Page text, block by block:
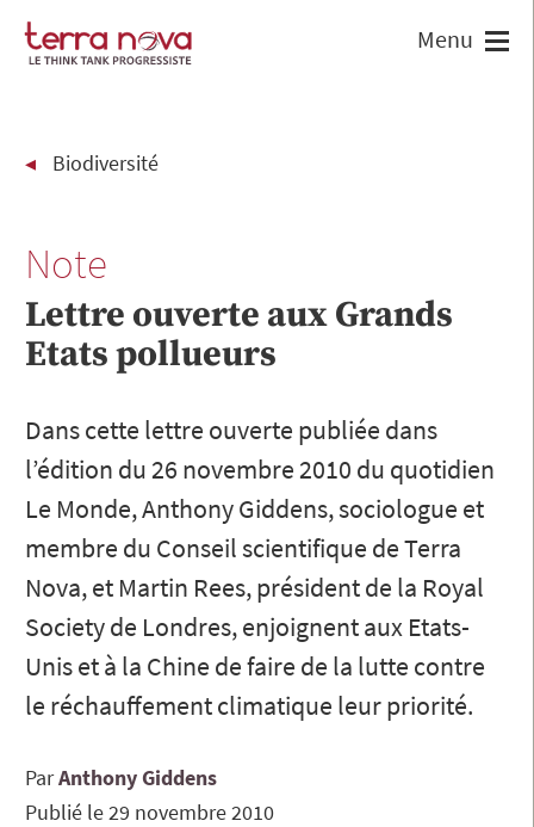
Biodiversité
Note
Lettre ouverte aux Grands
Etats pollueurs
Dans cette lettre ouverte publiée dans
l’édition du 26 novembre 2010 du quotidien
Le Monde, Anthony Giddens, sociologue et
membre du Conseil scientifique de Terra
Nova, et Martin Rees, président de la Royal
Society de Londres, enjoignent aux Etats-
Unis et à la Chine de faire de la lutte contre
le réchauffement climatique leur priorité.
ParAnthonyGiddens
Publié le29 novembre 2010